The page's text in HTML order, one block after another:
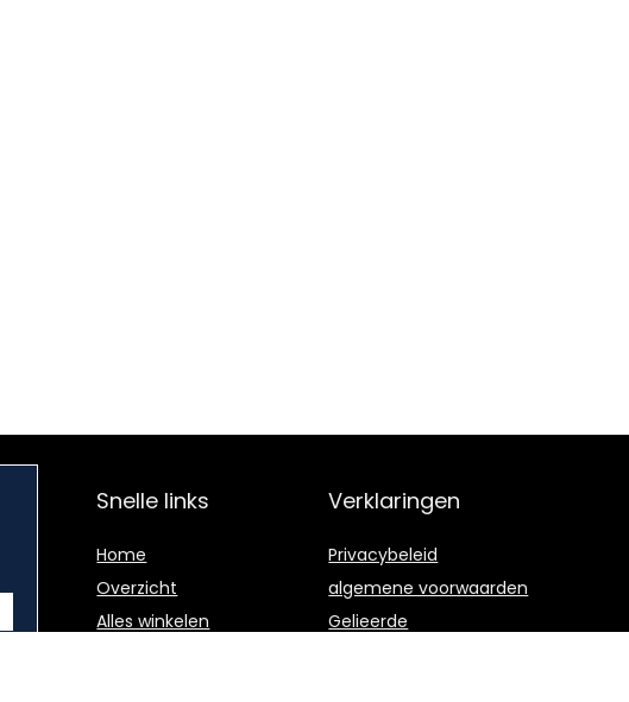
Snelle links
Home
Overzicht
Alles winkelen
Verklaringen
Privacybeleid
algemene voorwaarden
Gelieerde